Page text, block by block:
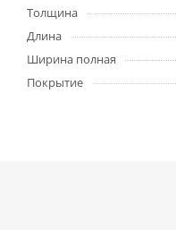
Толщина
Длина
Ширина полная
Покрытие